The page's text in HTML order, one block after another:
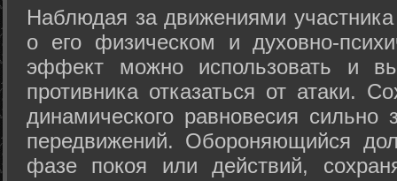
Hаблюдая за движениями
о его физическом и духовно-
эффект можно использовать и
противника отказаться от атаки.
динамического равновесия сильно
передвижений. Обороняющийся
фазе покоя или действий,